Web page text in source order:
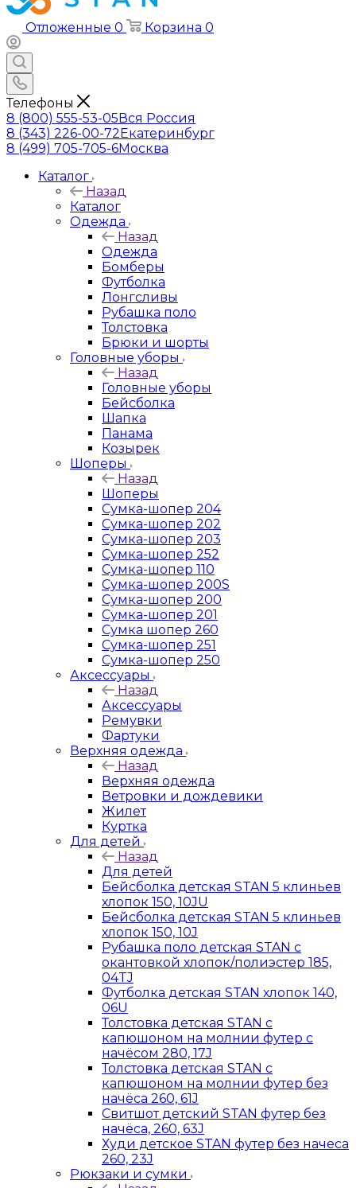
Отложенные 0 Корзина 0
Телефоны
8 (800) 555-53-05Вся Россия
8 (343) 226-00-72Екатеринбург
8 (499) 705-705-6Москва
Каталог
Назад
Каталог
Одежда
Назад
Одежда
Бомберы
Футболка
Лонгсливы
Рубашка поло
Толстовка
Брюки и шорты
Головные уборы
Назад
Головные уборы
Бейсболка
Шапка
Панама
Козырек
Шоперы
Назад
Шоперы
Сумка-шопер 204
Сумка-шопер 202
Сумка-шопер 203
Сумка-шопер 252
Сумка-шопер 110
Сумка-шопер 200S
Сумка-шопер 200
Сумка-шопер 201
Сумка шопер 260
Сумка-шопер 251
Сумка-шопер 250
Аксессуары
Назад
Аксессуары
Ремувки
Фартуки
Верхняя одежда
Назад
Верхняя одежда
Ветровки и дождевики
Жилет
Куртка
Для детей
Назад
Для детей
Бейсболка детская STAN 5 клиньев
хлопок 150, 10JU
Бейсболка детская STAN 5 клиньев
хлопок 150, 10J
Рубашка поло детская STAN с
окантовкой хлопок/полиэстер 185,
04TJ
Футболка детская STAN хлопок 140,
06U
Толстовка детская STAN с
капюшоном на молнии футер с
начёсом 280, 17J
Толстовка детская STAN с
капюшоном на молнии футер без
начёса 260, 61J
Свитшот детский STAN футер без
начёса, 260, 63J
Худи детское STAN футер без начеса
260, 23J
Рюкзаки и сумки